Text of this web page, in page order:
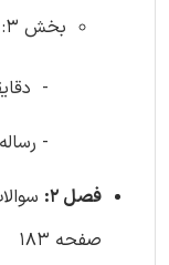
بخش 3: احکام و درک معانی قرآنی (229 سوال)
-
-
فصل 2:
صفحه 183